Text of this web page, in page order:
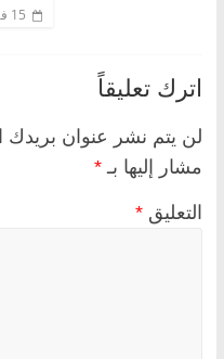
15 فبراير، 2020
اترك تعليقاً
لن يتم نشر عنوان بريدك
مشار إليها بـ *
التعليق *